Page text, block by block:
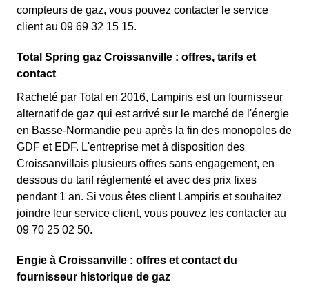
compteurs de gaz, vous pouvez contacter le service
client au 09 69 32 15 15.
Total Spring gaz Croissanville : offres, tarifs et
contact
Racheté par Total en 2016, Lampiris est un fournisseur
alternatif de gaz qui est arrivé sur le marché de l'énergie
en Basse-Normandie peu après la fin des monopoles de
GDF et EDF. L'entreprise met à disposition des
Croissanvillais plusieurs offres sans engagement, en
dessous du tarif réglementé et avec des prix fixes
pendant 1 an. Si vous êtes client Lampiris et souhaitez
joindre leur service client, vous pouvez les contacter au
09 70 25 02 50.
Engie à Croissanville : offres et contact du
fournisseur historique de gaz